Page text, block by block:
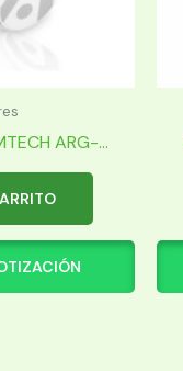
ARG-...